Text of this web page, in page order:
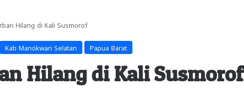
Hilang di Kali Susmorof
Kab Manokwari Selatan Papua Barat
Hilang di Kali Susmorof